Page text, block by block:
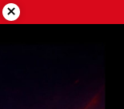
×